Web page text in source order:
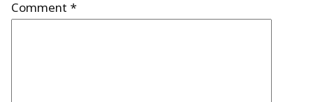
Comment *